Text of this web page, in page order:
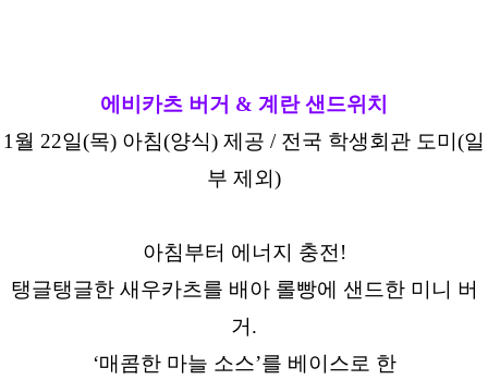
에비카츠 버거 & 계란 샌드위치
1월 22일(목) 아침(양식) 제공 / 전국 학생회관 도미(일
부 제외)
아침부터 에너지 충전!
탱글탱글한 새우카츠를 배아 롤빵에 샌드한 미니 버
거.
‘매콤한 마늘 소스’를 베이스로 한